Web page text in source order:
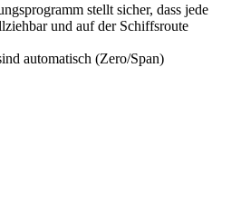
stellt sicher, dass jede
und auf der Schiffsroute
automatisch (Zero/Span)